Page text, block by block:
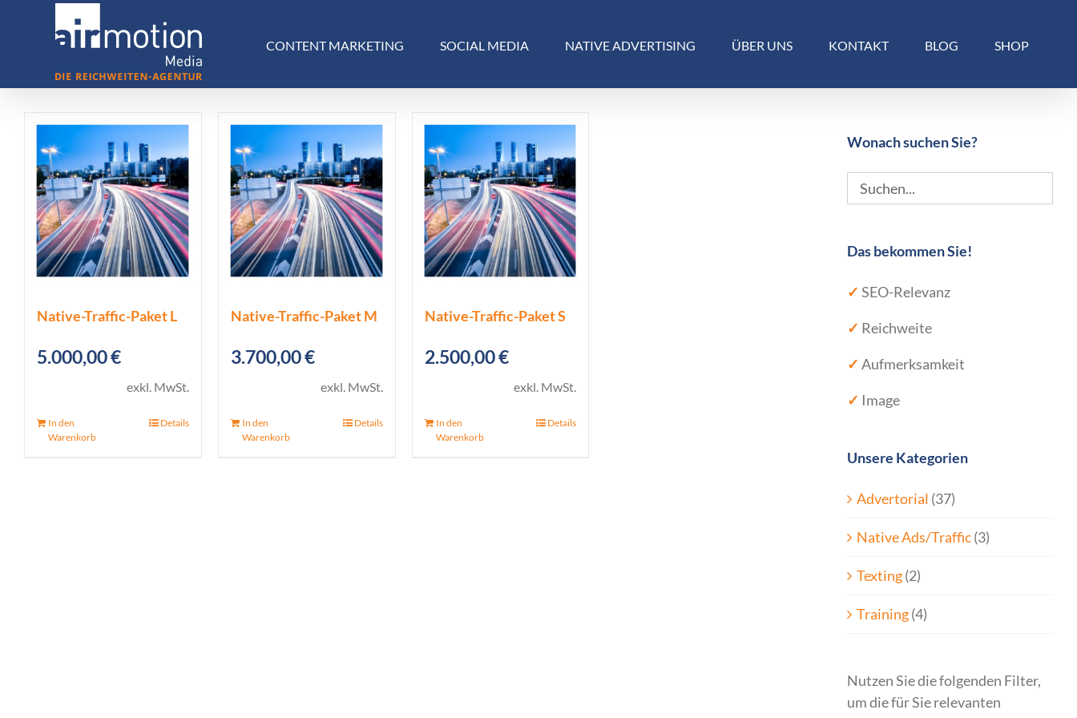
CONTENT MARKETING SOCIAL MEDIA NATIVE ADVERTISING ÜBER UNS KONTAKT BLOG SHOP
Native-Traffic-Paket L
5.000,00€
exkl. MwSt.
In den
Warenkorb
Details
Native-Traffic-Paket M
3.700,00€
exkl. MwSt.
In den
Warenkorb
Details
Native-Traffic-Paket S
2.500,00€
exkl. MwSt.
In den
Warenkorb
Details
Wonach suchen Sie?
Das bekommen Sie!
✓ SEO-Relevanz
✓ Reichweite
✓ Aufmerksamkeit
✓ Image
Unsere Kategorien
Advertorial (37)
Native Ads/Traffic(3)
Texting(2)
Training(4)
Nutzen Sie die folgenden Filter,
um die für Sie relevanten